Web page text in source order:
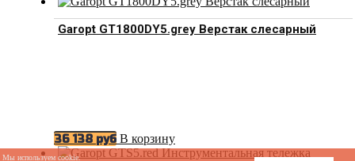
Мы используем cookie.
Garopt GT1800DY5.grey Верстак слесарный
36 138 руб В корзину